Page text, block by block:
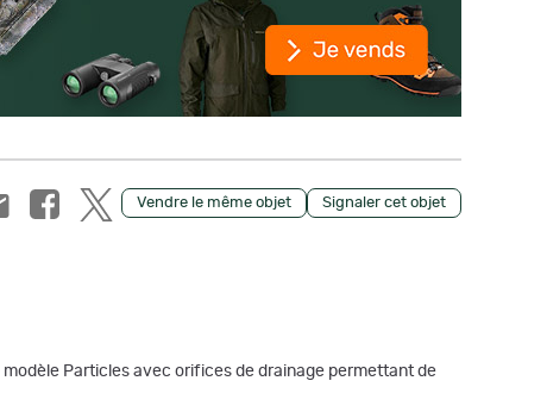
Vendre le même objet Signaler cet objet
Particles avec orifices de drainage permettant de